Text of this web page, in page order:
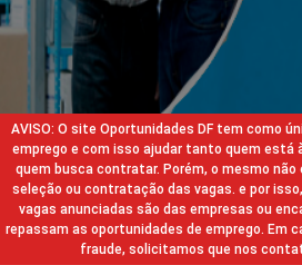
AVISO: O site Oportunidades DF tem como
emprego e com isso ajudar tanto quem está
quem busca contratar. Porém, o mesmo
seleção ou contratação das vagas. e por
vagas anunciadas são das empresas ou
repassam as oportunidades de emprego. Em
fraude, solicitamos que nos